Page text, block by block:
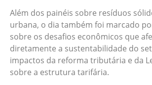
Além dos painéis sobre resíduos
urbana, o dia também foi marcado
sobre os desafios econômicos que
diretamente a sustentabilidade do
impactos da reforma tributária e da
sobre a estrutura tarifária.